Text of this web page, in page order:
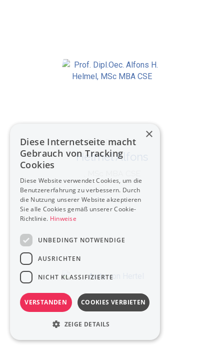
Prof. Dipl.Oec.
Helmel Alfons
×
Diese Internetseite macht
Gebrauch von Tracking
Cookies
Diese Website verwendet Cookies, um die
Benutzererfahrung zu verbessern. Durch
die Nutzung unserer Website akzeptieren
Sie alle Cookies gemäß unserer Cookie-
Richtlinie. Hinweise
UNBEDINGT NOTWENDIGE
AUSRICHTEN
NICHT KLASSIFIZIERTE
VERSTANDEN COOKIES VERBIETEN
ZEIGE DETAILS